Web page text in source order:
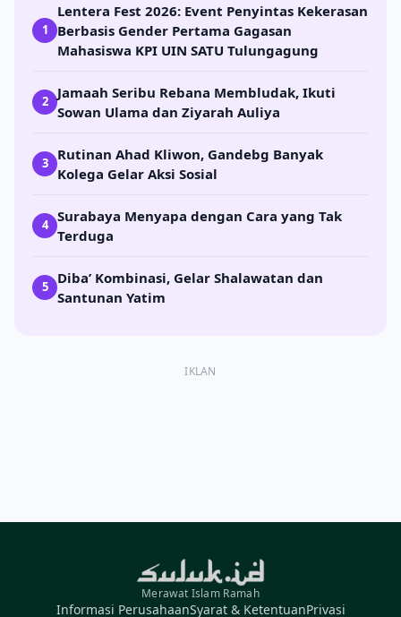
1
Lentera Fest 2026: Event Penyintas Kekerasan
Berbasis Gender Pertama Gagasan
Mahasiswa KPI UIN SATU Tulungagung
2
Jamaah Seribu Rebana Membludak, Ikuti
Sowan Ulama dan Ziyarah Auliya
3
Rutinan Ahad Kliwon, Gandebg Banyak
Kolega Gelar Aksi Sosial
4
Surabaya Menyapa dengan Cara yang Tak
Terduga
5
Diba’ Kombinasi, Gelar Shalawatan dan
Santunan Yatim
IKLAN
Merawat Islam Ramah
Informasi PerusahaanSyarat & KetentuanPrivasi